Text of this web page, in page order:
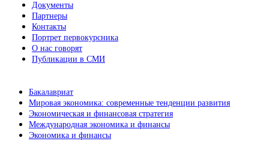
Документы
Партнеры
Контакты
Портрет первокурсника
О нас говорят
Публикации в СМИ
Бакалавриат
Мировая экономика: современные тенденции развития
Экономическая и финансовая стратегия
Международная экономика и финансы
Экономика и финансы